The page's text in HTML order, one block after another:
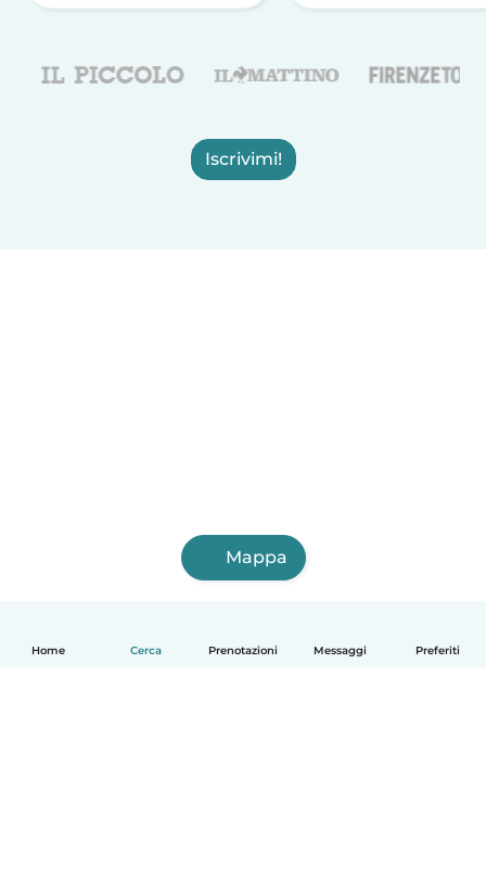
Home Cerca Prenotazioni Messaggi Preferiti
Iscrivimi!
Mappa